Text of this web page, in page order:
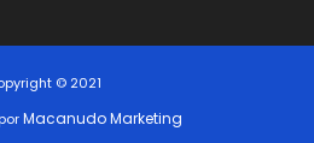
© 2021
Macanudo Marketing